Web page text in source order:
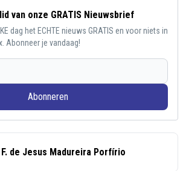
van onze GRATIS Nieuwsbrief
dag het ECHTE nieuws GRATIS en voor niets in
Abonneer je vandaag!
Abonneren
F. de Jesus Madureira Porfírio